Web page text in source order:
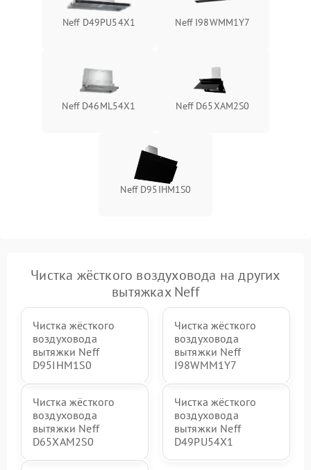
Neff D49PU54X1 Neff I98WMM1Y7
Neff D46ML54X1 Neff D65XAM2S0
Neff D95IHM1S0
Чистка жёсткого воздуховода на других
вытяжках Neff
Чистка жёсткого
воздуховода
вытяжки Neff
D95IHM1S0
Чистка жёсткого
воздуховода
вытяжки Neff
I98WMM1Y7
Чистка жёсткого
воздуховода
вытяжки Neff
D65XAM2S0
Чистка жёсткого
воздуховода
вытяжки Neff
D49PU54X1